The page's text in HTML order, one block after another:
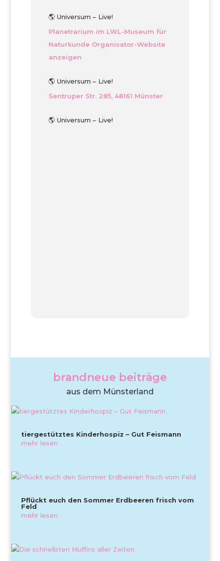
🌎 Universum – Live!
Planetrarium im LWL-Museum für
Naturkunde Organisator-Website
anzeigen
🌎 Universum – Live!
Sentruper Str. 285, 48161 Münster
🌎 Universum – Live!
brandneue beiträge
aus dem Münsterland
tiergestütztes Kinderhospiz – Gut Feismann
mehr lesen
Pflückt euch den Sommer Erdbeeren frisch vom
Feld
mehr lesen